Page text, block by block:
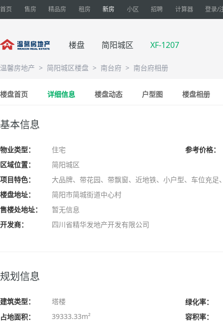
首页 售房 精品房 租房 新房 小区 招聘 计算器 登录/
楼盘 简阳城区 XF-1207
温馨房地产 > 简阳城区楼盘 > 南台府 > 南台府相册
楼盘首页 详细信息 楼盘动态 户型图 楼盘相册
基本信息
物业类型： 住宅
参考价格：
区域位置：
简阳城区
项目特色：
大品牌、带花园、带飘窗、近地铁、小户型、车位充足
楼盘地址：
简阳市简城街道中心村
售楼处地址：
暂无信息
开发商：
四川省精华发地产开发有限公司
规划信息
建筑类型： 塔楼
绿化率：
占地面积：
39333.33m²
容积率：